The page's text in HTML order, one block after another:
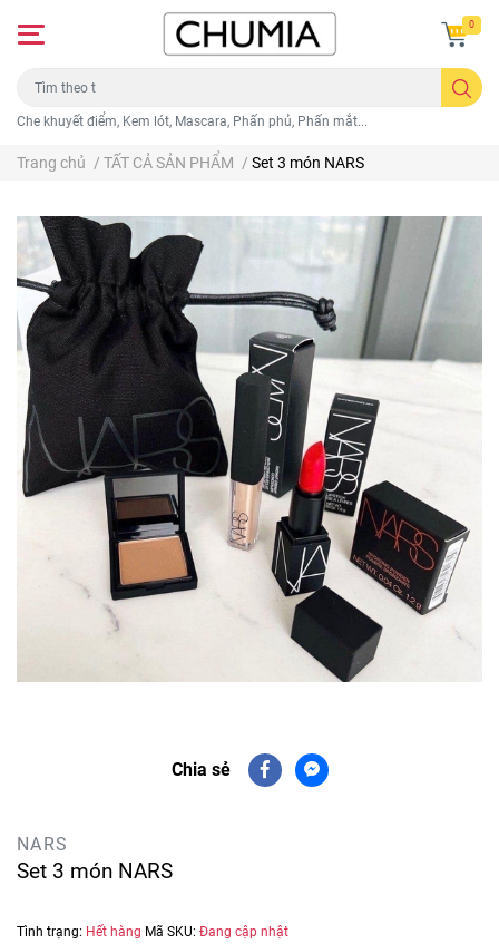
Che khuyết điểm, Kem lót, Mascara, Phấn phủ, Phấn mắt...
0
Trang chủ / TẤT CẢ SẢN PHẨM / Set 3 món NARS
Chia sẻ
NARS
Set 3 món NARS
Tình trạng: Hết hàng Mã SKU: Đang cập nhật